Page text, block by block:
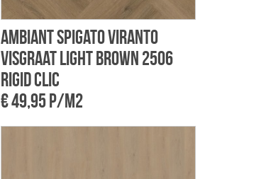
Ambiant Spigato Viranto
visgraat light brown 2506
Rigid clic
€ 49,95 p/m2